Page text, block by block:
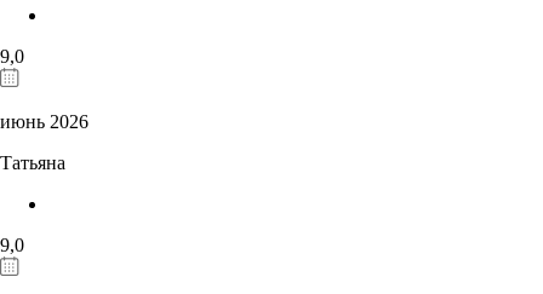
9,0
июнь 2026
Татьяна
9,0